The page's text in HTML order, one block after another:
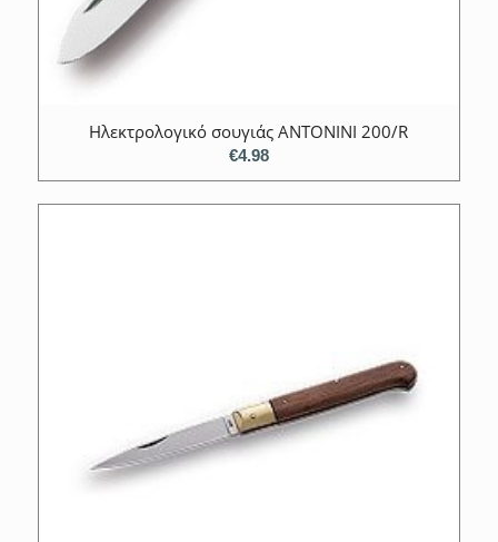
Ηλεκτρολογικό σουγιάς ANTONINI 200/R
€4.98